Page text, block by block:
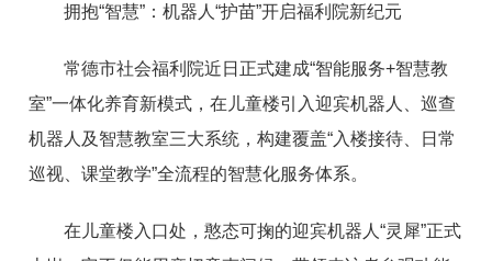
拥抱“智慧”：机器人“护苗”开启福利院新纪元
常德市社会福利院近日正式建成“智能服务+智慧教
室”一体化养育新模式，在儿童楼引入迎宾机器人、巡查
机器人及智慧教室三大系统，构建覆盖“入楼接待、日常
巡视、课堂教学”全流程的智慧化服务体系。
在儿童楼入口处，憨态可掬的迎宾机器人“灵犀”正式